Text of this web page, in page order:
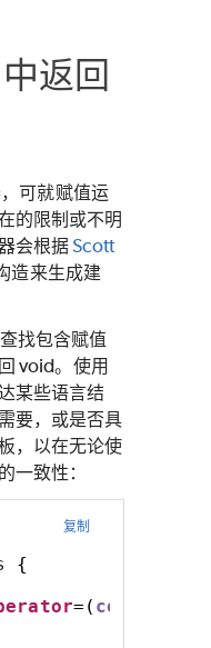
返回
可就赋值运
的限制或不明
会根据Scott
造来生成建
找包含赋值
void。使用
某些语言结
要，或是否具
，以在无论使
一致性：
复制
{
=( const